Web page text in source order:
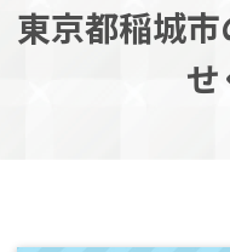
東京都稲城